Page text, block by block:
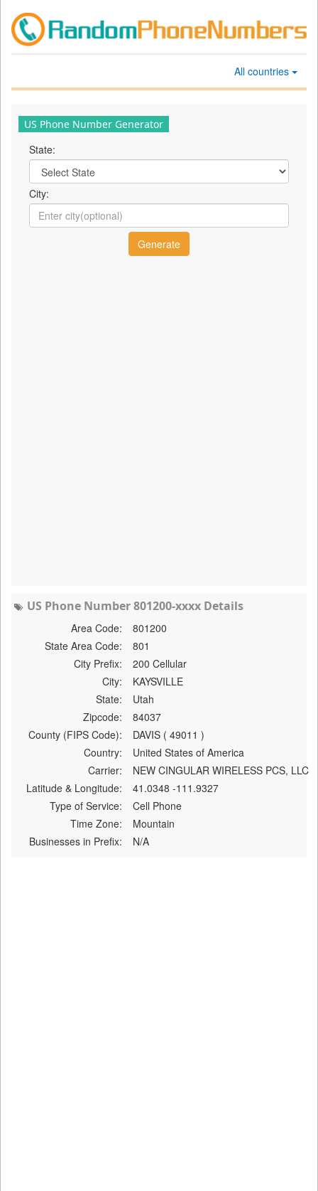
All countries
US Phone Number Generator
State:
City:
US Phone Number 801200-xxxx Details
Area Code:
801200
State Area Code:
801
City Prefix:
200 Cellular
City:
KAYSVILLE
State:
Utah
Zipcode:
84037
County (FIPS Code):
DAVIS ( 49011 )
Country:
United States of America
Carrier:
NEW CINGULAR WIRELESS PCS, LLC
Latitude & Longitude:
41.0348 -111.9327
Type of Service:
Cell Phone
Time Zone:
Mountain
Businesses in Prefix:
N/A